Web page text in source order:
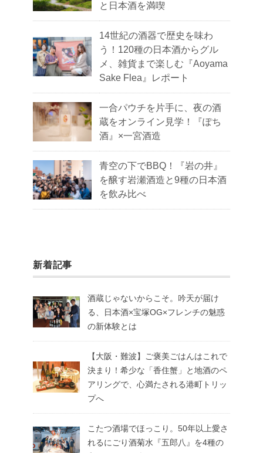
と日本酒を満喫
14世紀の酒器で歴史を味わ
う！120種の日本酒からグル
メ、雑貨まで楽しむ『Aoyama
Sake Flea』レポート
一合パウチを片手に、夜の酒
蔵をオンライン見学！『ぽち
酒』×一宮酒造
青空の下でBBQ！『岩の井』
を醸す岩瀬酒造と9種の日本酒
を飲み比べ
新着記事
酒蔵じゃないからこそ。吟天が届け
る、日本酒×宝塚OG×フレンチの魅惑
の新体験とは
【大阪・難波】ご褒美ごはんはこれで
決まり！希少な「香住蟹」と地酒のペ
アリングで、心満たされる港町トリッ
プへ
こたつ酒場でほっこり。50年以上愛さ
れるにごり酒菊水『五郎八』を4種の